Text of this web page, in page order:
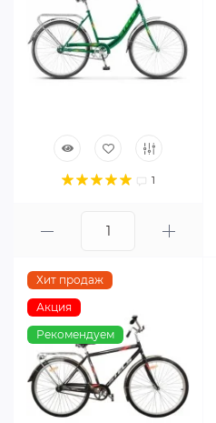
1
Хит продаж
Акция
Рекомендуем